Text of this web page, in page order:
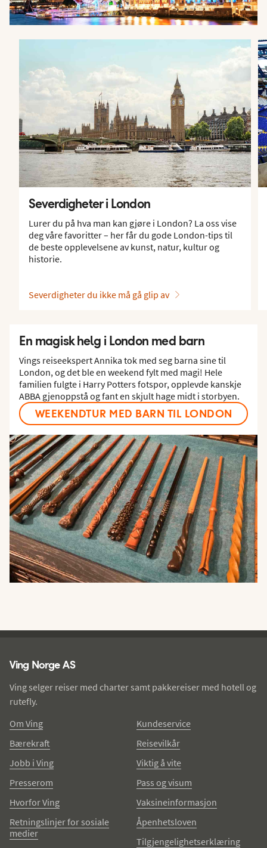
Severdigheter i London
Lurer du på hva man kan gjøre i London? La oss vise
deg våre favoritter – her får du gode London-tips til
de beste opplevelsene av kunst, natur, kultur og
historie.
Severdigheter du ikke må gå glip av
En magisk helg i London med barn
Vings reiseekspert Annika tok med seg barna sine til
London, og det ble en weekend fylt med magi! Hele
familien fulgte i Harry Potters fotspor, opplevde kanskje
ABBA gjenoppstå og fant en skjult hage midt i storbyen.
WEEKENDTUR MED BARN TIL LONDON
Ving Norge AS
Ving selger reiser med charter samt pakkereiser med hotell og
rutefly.
Om Ving
Bærekraft
Jobb i Ving
Presserom
Hvorfor Ving
Retningslinjer for sosiale
medier
Kundeservice
Reisevilkår
Viktig å vite
Pass og visum
Vaksineinformasjon
Åpenhetsloven
Tilgjengelighetserklæring